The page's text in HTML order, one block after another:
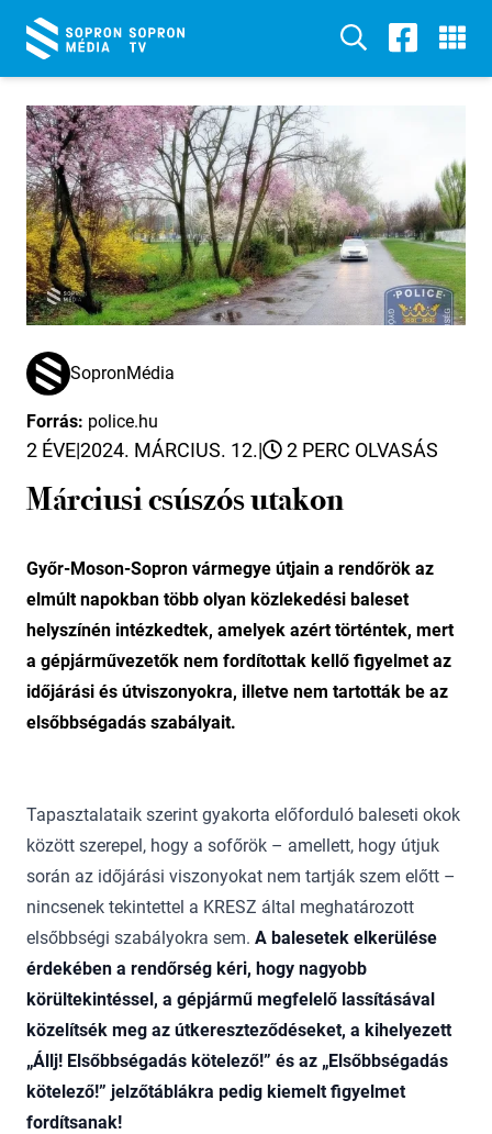
SopronMédia
Forrás: police.hu
2 ÉVE|2024. MÁRCIUS. 12.| 2 PERC OLVASÁS
Márciusi csúszós utakon
Győr-Moson-Sopron vármegye útjain a rendőrök az
elmúlt napokban több olyan közlekedési baleset
helyszínén intézkedtek, amelyek azért történtek, mert
a gépjárművezetők nem fordítottak kellő figyelmet az
időjárási és útviszonyokra, illetve nem tartották be az
elsőbbségadás szabályait.
Tapasztalataik szerint gyakorta előforduló baleseti okok
között szerepel, hogy a sofőrök – amellett, hogy útjuk
során az időjárási viszonyokat nem tartják szem előtt –
nincsenek tekintettel a KRESZ által meghatározott
elsőbbségi szabályokra sem. A balesetek elkerülése
érdekében a rendőrség kéri, hogy nagyobb
körültekintéssel, a gépjármű megfelelő lassításával
közelítsék meg az útkereszteződéseket, a kihelyezett
„Állj! Elsőbbségadás kötelező!” és az „Elsőbbségadás
kötelező!” jelzőtáblákra pedig kiemelt figyelmet
fordítsanak!